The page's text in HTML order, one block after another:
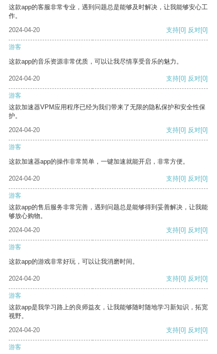
这款app的客服非常专业，遇到问题总是能够及时解决，让我能够安心工
作。
2024-04-20
支持[0] 反对[0]
游客
这款app的音乐资源非常优质，可以让我尽情享受音乐的魅力。
2024-04-20 支持[0] 反对[0]
游客
这款加速器VPM应用程序已经为我们带来了无限的隐私保护和安全性保
护。
2024-04-20
支持[0] 反对[0]
游客
这款加速器app的操作非常简单，一键加速就能开启，非常方便。
2024-04-20 支持[0] 反对[0]
游客
这款app的售后服务非常完善，遇到问题总是能够得到妥善解决，让我能
够放心购物。
2024-04-20
支持[0] 反对[0]
游客
这款app的游戏非常好玩，可以让我消磨时间。
2024-04-20 支持[0] 反对[0]
游客
这款app是我学习路上的良师益友，让我能够随时随地学习新知识，拓宽
视野。
2024-04-20
支持[0] 反对[0]
游客